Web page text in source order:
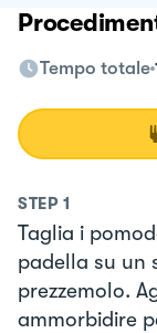
Tempo totale
STEP 1
Taglia i
padella su un
prezzemolo.
ammorbidire